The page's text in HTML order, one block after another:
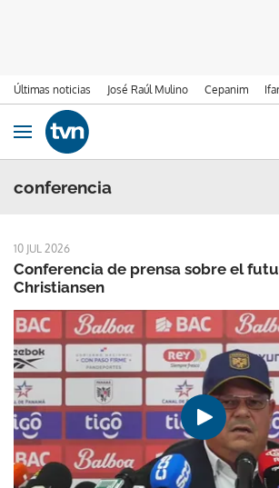
Últimas noticias José Raúl Mulino Cepanim
Ir al contenido
Obrir navegació
conferencia
10 JUL 2026
Conferencia de prensa sobre el
Christiansen